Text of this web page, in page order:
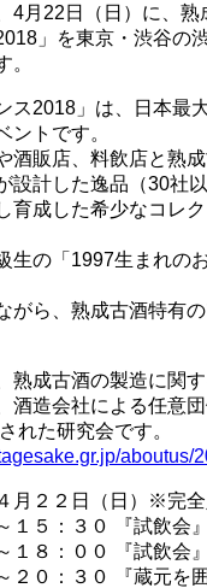
4月22日（日）に、熟
」を東京・渋谷の
。
ス2018」は、日本最
ントです。
酒販店、料飲店と熟
設計した逸品（30社
育成した希少なコレ
生の「1997生まれの
がら、熟成古酒特有
熟成古酒の製造に関
酒造会社による任意
れた研究会です。
aboutus/
月２２日（日）※完
５：３０ 『試飲会
８：００ 『試飲会
０：３０ 『蔵元を